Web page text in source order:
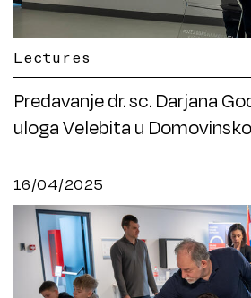
Lectures
Predavanje dr. sc. Darjana
uloga Velebita u
16/04/2025